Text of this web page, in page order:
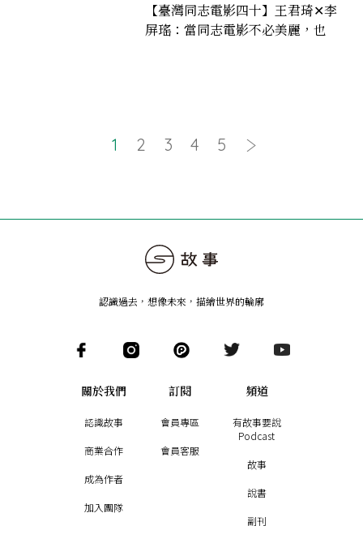
【臺灣同志電影四十】王君琦✕李
屏瑤：當同志電影不必美麗，也
1 2 3 4 5
認識過去，想像未來 ， 描繪世界的輪廓
關於我們
認識故事
商業合作
成為作者
加入團隊
訂閱
會員專區
會員客服
頻道
有故事要說
Podcast
故事
說書
副刊